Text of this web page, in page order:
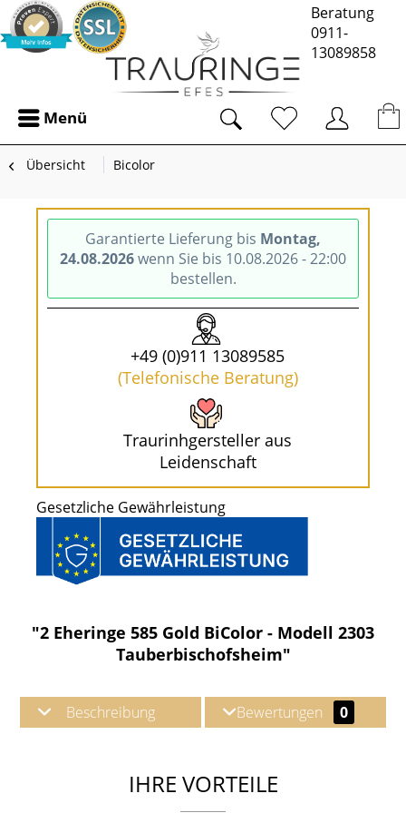
Beratung
0911-
13089858
Menü
Übersicht Bicolor
Garantierte Lieferung bis Montag,
24.08.2026wenn Sie bis 10.08.2026 - 22:00
bestellen.
+49 (0)911 13089585
(Telefonische Beratung)
Traurinhgersteller aus
Leidenschaft
Gesetzliche Gewährleistung
"2 Eheringe 585 Gold BiColor - Modell 2303
Tauberbischofsheim"
Beschreibung Bewertungen 0
IHRE VORTEILE